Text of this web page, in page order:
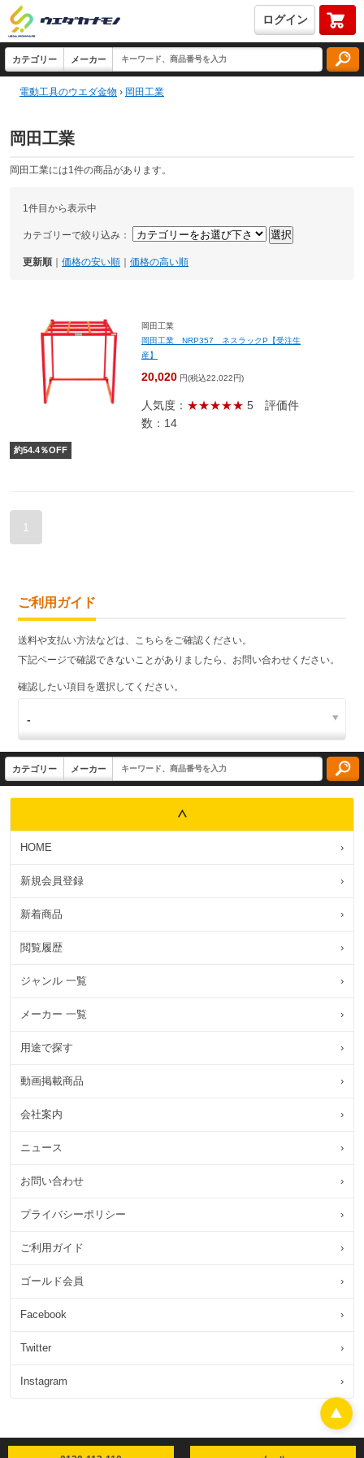
ログイン
電動工具のウエダ金物 › 岡田工業
岡田工業
岡田工業には1件の商品があります。
1件目から表示中
カテゴリーで絞り込み：
更新順 価格の安い順 価格の高い順
岡田工業
岡田工業 NRP357 ネスラックP【受注生
産】
20,020 円(税込22,022円)
人気度： ★★★★★ 5 評価件
数：14
約54.4％OFF
1
ご利用ガイド
送料や支払い方法などは、こちらをご確認ください。
下記ページで確認できないことがありましたら、お問い合わせください。
確認したい項目を選択してください。
HOME ›
新規会員登録 ›
新着商品 ›
閲覧履歴 ›
ジャンル 一覧 ›
メーカー 一覧 ›
用途で探す ›
動画掲載商品 ›
会社案内 ›
ニュース ›
お問い合わせ ›
プライバシーポリシー ›
ご利用ガイド ›
ゴールド会員 ›
Facebook ›
Twitter ›
Instagram ›